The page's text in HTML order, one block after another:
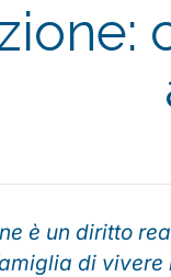
è un diritto
di vivere